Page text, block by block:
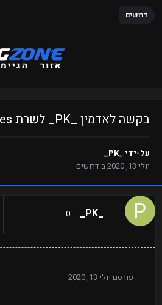
דרושים
בקשה לאדמין _PK_ לשרת Retakes
על-ידי _PK_
יולי 13, 2020
בדרושים
_PK_
0
פורסם יולי 13, 2020